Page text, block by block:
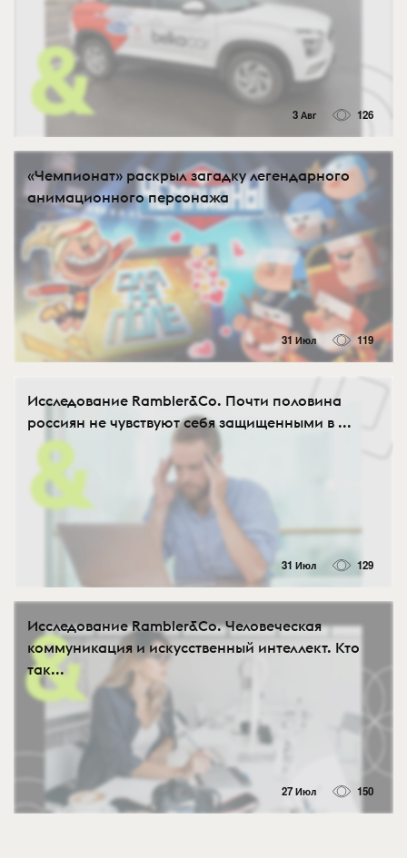
3 Авг 126
«Чемпионат» раскрыл загадку легендарного
анимационного персонажа
31 Июл 119
Исследование Rambler&Co. Почти половина
россиян не чувствуют себя защищенными в ...
31 Июл 129
Исследование Rambler&Co. Человеческая
коммуникация и искусственный интеллект. Кто
так...
27 Июл 150